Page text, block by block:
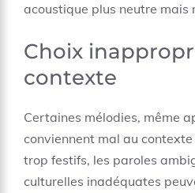
acoustique plus neutre mais
Choix
contexte
Certaines mélodies, même
conviennent mal au
trop festifs, les paroles
culturelles inadéquates